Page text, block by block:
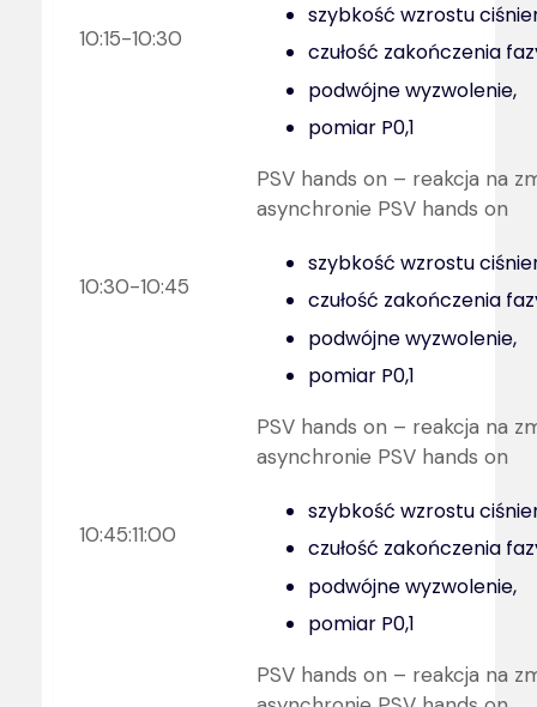
10:15-10:30
szybkość wzrostu
czułość zakończenia
podwójne wyzwolenie,
pomiar P0,1
10:30-10:45
PSV hands on – reakcja na
asynchronie PSV hands on
szybkość wzrostu
czułość zakończenia
podwójne wyzwolenie,
pomiar P0,1
10:45:11:00
PSV hands on – reakcja na
asynchronie PSV hands on
szybkość wzrostu
czułość zakończenia
podwójne wyzwolenie,
pomiar P0,1
PSV hands on – reakcja na